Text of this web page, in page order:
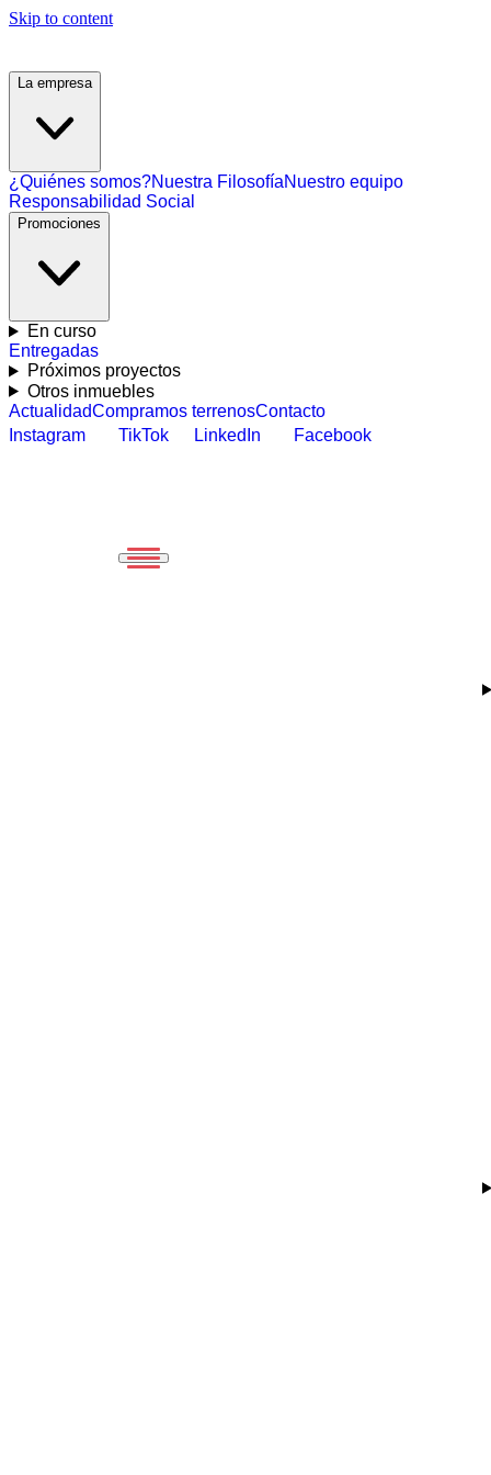
Skip to content
La empresa
¿Quiénes somos?Nuestra FilosofíaNuestro equipo
Responsabilidad Social
Promociones
En curso
Entregadas
Próximos proyectos
Otros inmuebles
ActualidadCompramos terrenosContacto
Instagram
TikTok LinkedIn Facebook